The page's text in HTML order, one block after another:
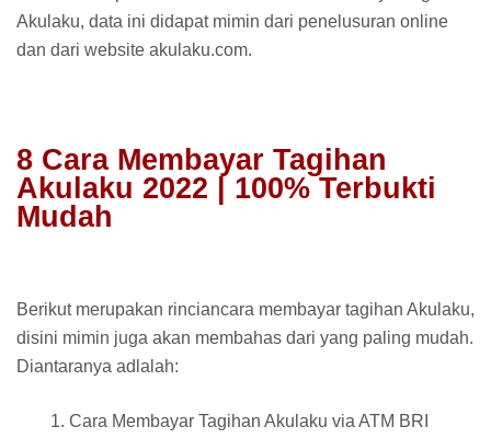
Akulaku, data ini didapat mimin dari penelusuran online
dan dari website akulaku.com.
8 Cara Membayar Tagihan
Akulaku 2022 | 100% Terbukti
Mudah
Berikut merupakan rinciancara membayar tagihan Akulaku,
disini mimin juga akan membahas dari yang paling mudah.
Diantaranya adlalah:
Cara Membayar Tagihan Akulaku via ATM BRI